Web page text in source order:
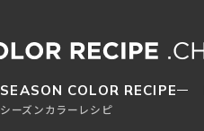
SEASON COLOR RECIPE
シーズンカラーレシピ